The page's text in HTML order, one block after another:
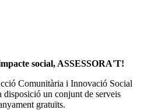
social, ASSESSORA'T!
Comunitària i Innovació Social
disposició un conjunt de serveis
gratuïts.